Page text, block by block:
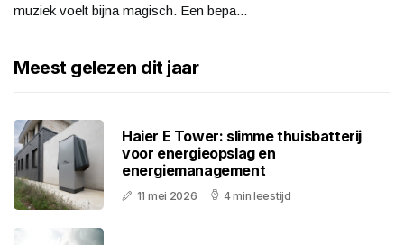
muziek voelt bijna magisch. Een bepa...
Meest gelezen dit jaar
Haier E Tower: slimme thuisbatterij
voor energieopslag en
energiemanagement
11 mei 2026 4 min leestijd